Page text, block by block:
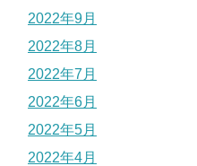
2022年9月
2022年8月
2022年7月
2022年6月
2022年5月
2022年4月